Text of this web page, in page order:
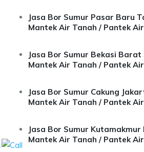
Jasa Bor Sumur Pasar Baru
Mantek Air Tanah / Pantek
Jasa Bor Sumur Bekasi
Mantek Air Tanah / Pantek
Jasa Bor Sumur Cakung
Mantek Air Tanah / Pantek
Jasa Bor Sumur
Mantek Air Tanah / Pantek